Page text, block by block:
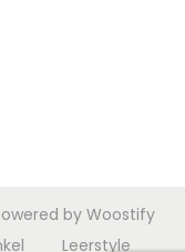
byWoostify
Leerstyle